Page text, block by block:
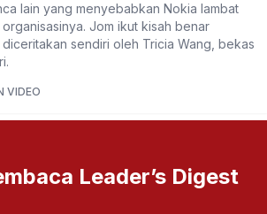
lain yang menyebabkan Nokia lambat
Jom ikut kisah benar
sendiri oleh Tricia Wang, bekas
VIDEO
Leader’s Digest